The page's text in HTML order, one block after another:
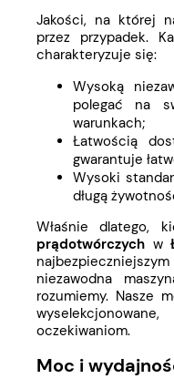
Jakości, na której
przez przypadek.
charakteryzuje się:
Wysoką
polegać na
warunkach;
Łatwością
gwarantuje
Wysoki
długą
Właśnie dlatego,
prądotwórczych w
niezawodna
rozumiemy. Nasze
oczekiwaniom.
Moc i